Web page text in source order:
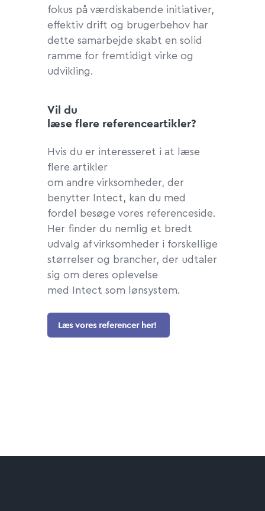
fokus på værdiskabende initiativer,
effektiv drift og brugerbehov har
dette samarbejde skabt en solid
ramme for fremtidigt virke og
udvikling.
Vil du
læse flere referenceartikler?
Hvis du er interesseret i at læse
flere artikler
om andre virksomheder, der
benytter Intect, kan du med
fordel besøge vores referenceside.
Her finder du nemlig et bredt
udvalg af virksomheder i forskellige
størrelser og brancher, der udtaler
sig om deres oplevelse
med Intect som lønsystem.
Læs vores referencer her!